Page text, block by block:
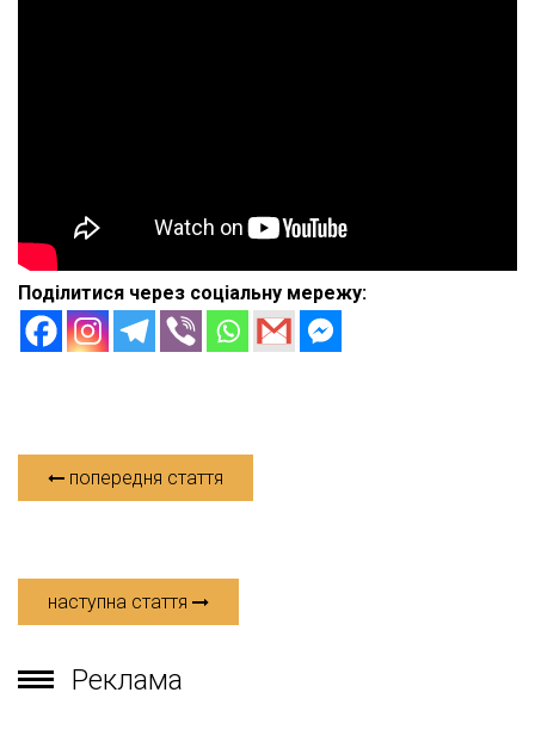
Поділитися через соціальну мережу:
попередня стаття
наступна стаття
Реклама